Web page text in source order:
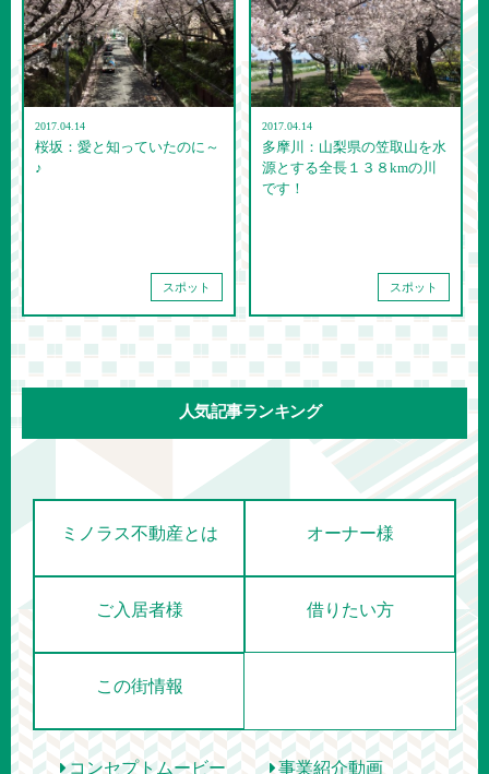
2017.04.14
桜坂：愛と知っていたのに～
♪
スポット
2017.04.14
多摩川：山梨県の笠取山を水
源とする全長１３８kmの川
です！
スポット
人気記事ランキング
ミノラス不動産とは オーナー様
ご入居者様 借りたい方
この街情報
コンセプトムービー 事業紹介動画